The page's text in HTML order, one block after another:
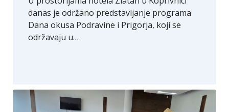
danas je održano predstavljanje programa
Dana okusa Podravine i Prigorja, koji se
održavaju u…